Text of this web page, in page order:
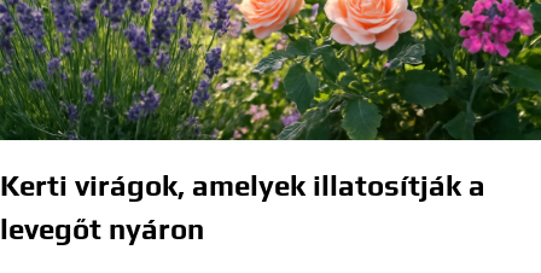
Kerti virágok, amelyek illatosítják a
levegőt nyáron